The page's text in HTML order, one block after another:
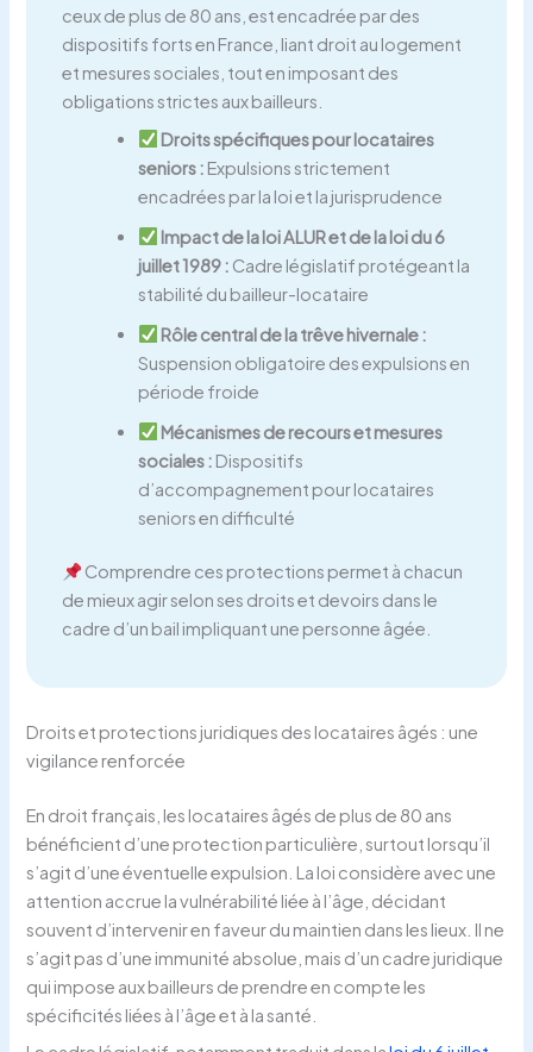
ceux de plus de 80 ans, est encadrée par des
dispositifs forts en France, liant droit au logement
et mesures sociales, tout en imposant des
obligations strictes aux bailleurs.
Droits spécifiques pour locataires
seniors : Expulsions strictement
encadrées par la loi et la jurisprudence
Impact de la loi ALUR et de la loi du 6
juillet 1989 : Cadre législatif protégeant la
stabilité du bailleur-locataire
Rôle central de la trêve hivernale :
Suspension obligatoire des expulsions en
période froide
Mécanismes de recours et mesures
sociales : Dispositifs
d’accompagnement pour locataires
seniors en difficulté
Comprendre ces protections permet à chacun
de mieux agir selon ses droits et devoirs dans le
cadre d’un bail impliquant une personne âgée.
Droits et protections juridiques des locataires âgés : une
vigilance renforcée
En droit français, les locataires âgés de plus de 80 ans
bénéficient d’une protection particulière, surtout lorsqu’il
s’agit d’une éventuelle expulsion. La loi considère avec une
attention accrue la vulnérabilité liée à l’âge, décidant
souvent d’intervenir en faveur du maintien dans les lieux. Il ne
s’agit pas d’une immunité absolue, mais d’un cadre juridique
qui impose aux bailleurs de prendre en compte les
spécificités liées à l’âge et à la santé.